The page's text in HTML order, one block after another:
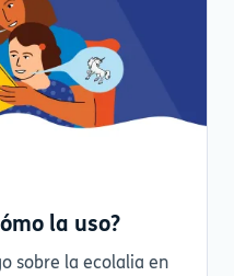
la uso?
sobre la ecolalia en